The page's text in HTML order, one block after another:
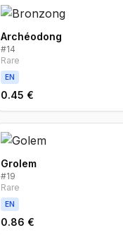
Archéodong
#14
Rare
EN
0.45 €
Grolem
#19
Rare
EN
0.86 €